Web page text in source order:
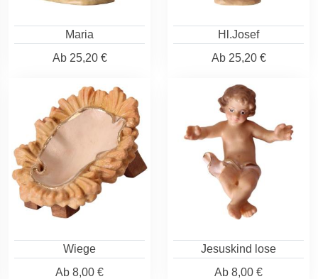
Maria
Ab25,20 €
Hl.Josef
Ab25,20 €
Wiege
Ab 8,00 €
Jesuskind lose
Ab 8,00 €